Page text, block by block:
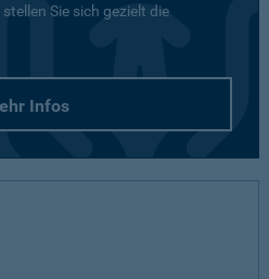
Sie sich gezielt die
Infos